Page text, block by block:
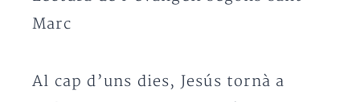
Marc
Al cap d’uns dies, Jesús tornà a